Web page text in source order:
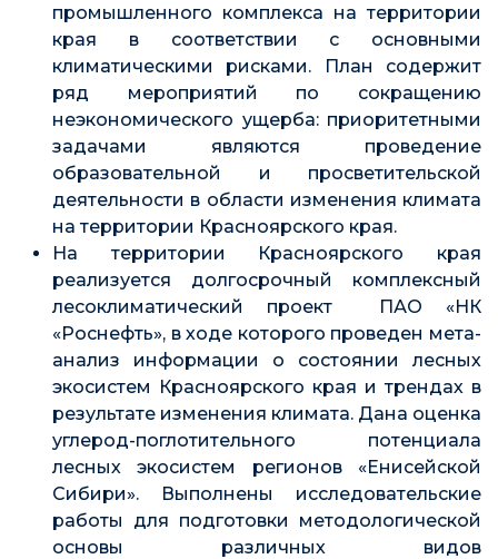
промышленного комплекса на территории
края в соответствии с основными
климатическими рисками. План содержит
ряд мероприятий по сокращению
неэкономического ущерба: приоритетными
задачами являются проведение
образовательной и просветительской
деятельности в области изменения климата
на территории Красноярского края.
На территории Красноярского края
реализуется долгосрочный комплексный
лесоклиматический проект ПАО «НК
«Роснефть», в ходе которого проведен мета-
анализ информации о состоянии лесных
экосистем Красноярского края и трендах в
результате изменения климата. Дана оценка
углерод-поглотительного потенциала
лесных экосистем регионов «Енисейской
Сибири». Выполнены исследовательские
работы для подготовки методологической
основы различных видов